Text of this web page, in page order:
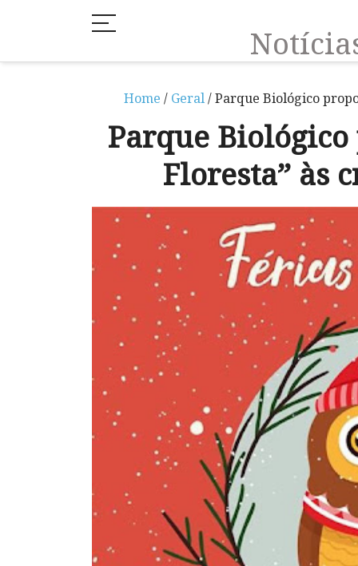
Home / Geral/ Parque Biológico
Parque
Floresta” às